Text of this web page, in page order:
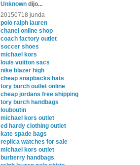
Unknown dijo...
20150718 junda
polo ralph lauren
chanel online shop
coach factory outlet
soccer shoes
michael kors
louis vuitton sacs
nike blazer high
cheap snapbacks hats
tory burch outlet online
cheap jordans free shipping
tory burch handbags
louboutin
michael kors outlet
ed hardy clothing outlet
kate spade bags
replica watches for sale
michael kors outlet
burberry handbags